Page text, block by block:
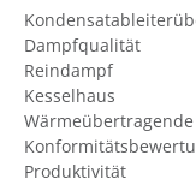
Dampfqualität
Reindampf
Kesselhaus
Wärmeübertragende
Produktivität